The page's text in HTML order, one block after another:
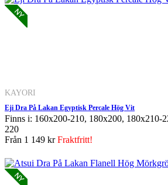
KAYORI
Eji Dra På Lakan Egyptisk Percale Hög Vit
Finns i: 160x200-210, 180x200, 180x210-
220
Från 1 149 krFraktfritt!